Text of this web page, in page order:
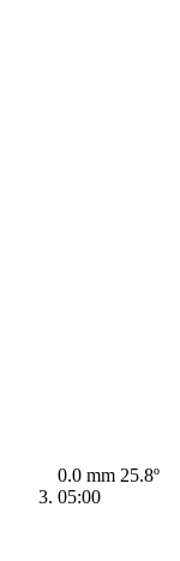
0.0 mm 25.8º
05:00